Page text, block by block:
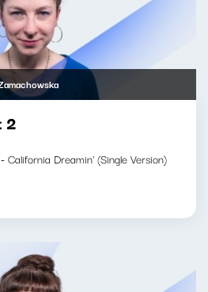
2
California Dreamin' (Single Version)